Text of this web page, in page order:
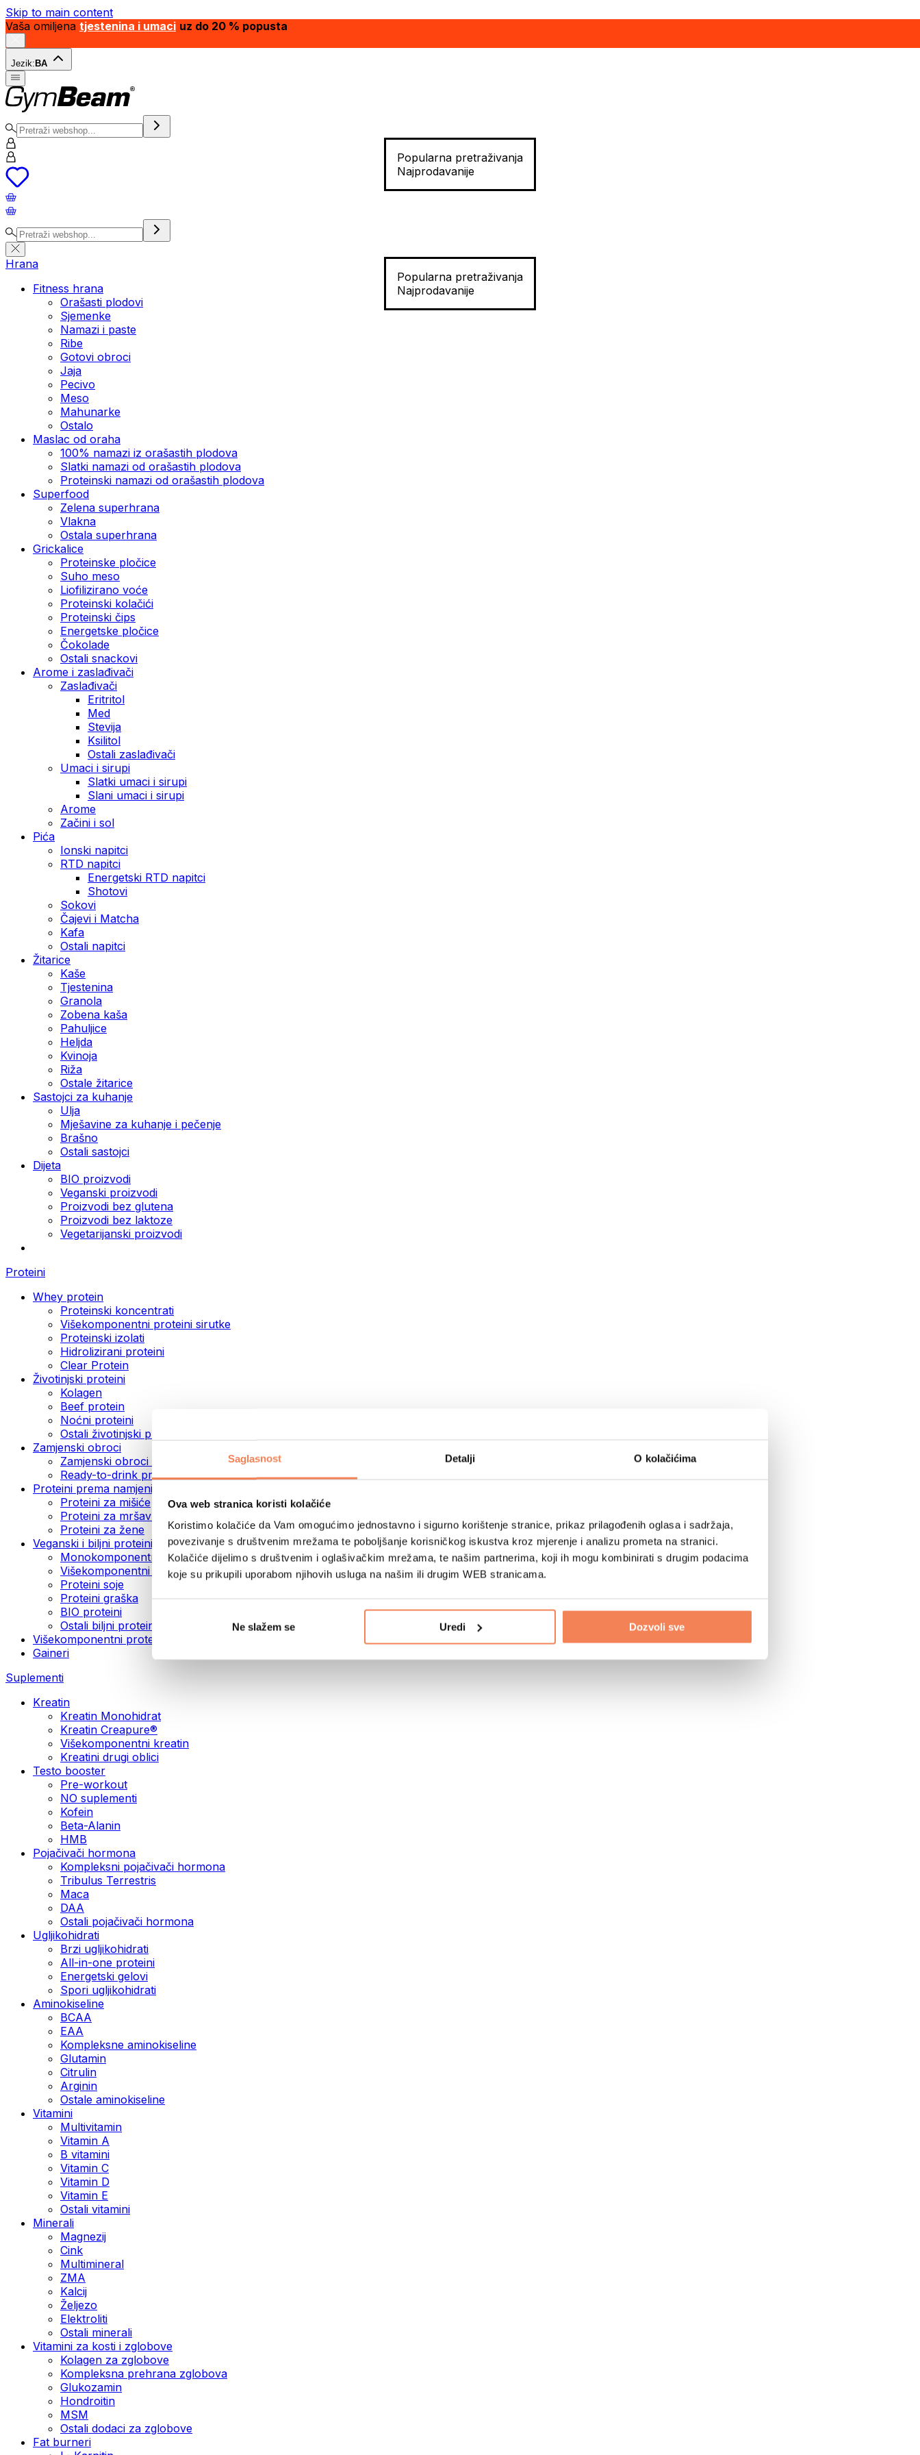
Saglasnost Detalji O kolačićima
Ova web stranica koristi kolačiće
Koristimo kolačiće da Vam omogućimo jednostavno i sigurno korištenje stranice, prikaz prilagođenih oglasa i sadržaja,
povezivanje s društvenim mrežama te poboljšanje korisničkog iskustva kroz mjerenje i analizu prometa na stranici.
Kolačiće dijelimo s društvenim i oglašivačkim mrežama, te našim partnerima, koji ih mogu kombinirati s drugim podacima
koje su prikupili uporabom njihovih usluga na našim ili drugim WEB stranicama.
Ne slažem se Uredi Dozvoli sve
Skip to main content
Vaša omiljena tjestenina i umaci uz do 20 % popusta
Jezik: BA
Popularna pretraživanja
Najprodavanije
Popularna pretraživanja
Najprodavanije
Hrana
Fitness hrana
Orašasti plodovi
Sjemenke
Namazi i paste
Ribe
Gotovi obroci
Jaja
Pecivo
Meso
Mahunarke
Ostalo
Maslac od oraha
100% namazi iz orašastih plodova
Slatki namazi od orašastih plodova
Proteinski namazi od orašastih plodova
Superfood
Zelena superhrana
Vlakna
Ostala superhrana
Grickalice
Proteinske pločice
Suho meso
Liofilizirano voće
Proteinski kolačići
Proteinski čips
Energetske pločice
Čokolade
Ostali snackovi
Arome i zaslađivači
Zaslađivači
Eritritol
Med
Stevija
Ksilitol
Ostali zaslađivači
Umaci i sirupi
Slatki umaci i sirupi
Slani umaci i sirupi
Arome
Začini i sol
Pića
Ionski napitci
RTD napitci
Energetski RTD napitci
Shotovi
Sokovi
Čajevi i Matcha
Kafa
Ostali napitci
Žitarice
Kaše
Tjestenina
Granola
Zobena kaša
Pahuljice
Heljda
Kvinoja
Riža
Ostale žitarice
Sastojci za kuhanje
Ulja
Mješavine za kuhanje i pečenje
Brašno
Ostali sastojci
Dijeta
BIO proizvodi
Veganski proizvodi
Proizvodi bez glutena
Proizvodi bez laktoze
Vegetarijanski proizvodi
Proteini
Whey protein
Proteinski koncentrati
Višekomponentni proteini sirutke
Proteinski izolati
Hidrolizirani proteini
Clear Protein
Životinjski proteini
Kolagen
Beef protein
Noćni proteini
Ostali životinjski proteini
Zamjenski obroci
Zamjenski obroci u prahu
Ready-to-drink proteinski napici
Proteini prema namjeni
Proteini za mišiće
Proteini za mršavljenje
Proteini za žene
Veganski i biljni proteini
Monokomponentni veganski proteini
Višekomponentni veganski proteini
Proteini soje
Proteini graška
BIO proteini
Ostali biljni proteini
Višekomponentni protein
Gaineri
Suplementi
Kreatin
Kreatin Monohidrat
Kreatin Creapure®
Višekomponentni kreatin
Kreatini drugi oblici
Testo booster
Pre-workout
NO suplementi
Kofein
Beta-Alanin
HMB
Pojačivači hormona
Kompleksni pojačivači hormona
Tribulus Terrestris
Maca
DAA
Ostali pojačivači hormona
Ugljikohidrati
Brzi ugljikohidrati
All-in-one proteini
Energetski gelovi
Spori ugljikohidrati
Aminokiseline
BCAA
EAA
Kompleksne aminokiseline
Glutamin
Citrulin
Arginin
Ostale aminokiseline
Vitamini
Multivitamin
Vitamin A
B vitamini
Vitamin C
Vitamin D
Vitamin E
Ostali vitamini
Minerali
Magnezij
Cink
Multimineral
ZMA
Kalcij
Željezo
Elektroliti
Ostali minerali
Vitamini za kosti i zglobove
Kolagen za zglobove
Kompleksna prehrana zglobova
Glukozamin
Hondroitin
MSM
Ostali dodaci za zglobove
Fat burneri